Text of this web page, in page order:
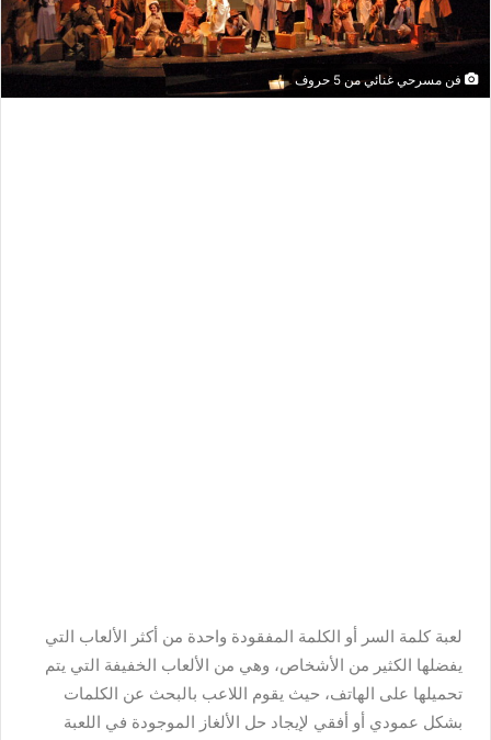
فن مسرحي غنائي من 5 حروف
لعبة كلمة السر أو الكلمة المفقودة واحدة من أكثر الألعاب التي
يفضلها الكثير من الأشخاص، وهي من الألعاب الخفيفة التي يتم
تحميلها على الهاتف، حيث يقوم اللاعب بالبحث عن الكلمات
بشكل عمودي أو أفقي لإيجاد حل الألغاز الموجودة في اللعبة